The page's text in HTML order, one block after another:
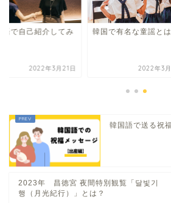
語で自己紹介してみ
2022年3月21日
韓国で有名な童謡とは
2022年3
韓国語で送る祝
2023年 昌徳宮 夜間特別観覧「달빛기
행（月光紀行）」とは？